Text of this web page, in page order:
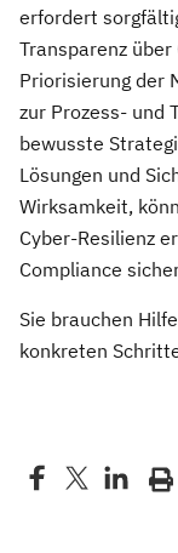
erfordert
Transparenz
Priorisierung der
zur Prozess- und
bewusste
Lösungen und
Wirksamkeit,
Cyber-Resilienz
Compliance
Sie brauchen
konkreten